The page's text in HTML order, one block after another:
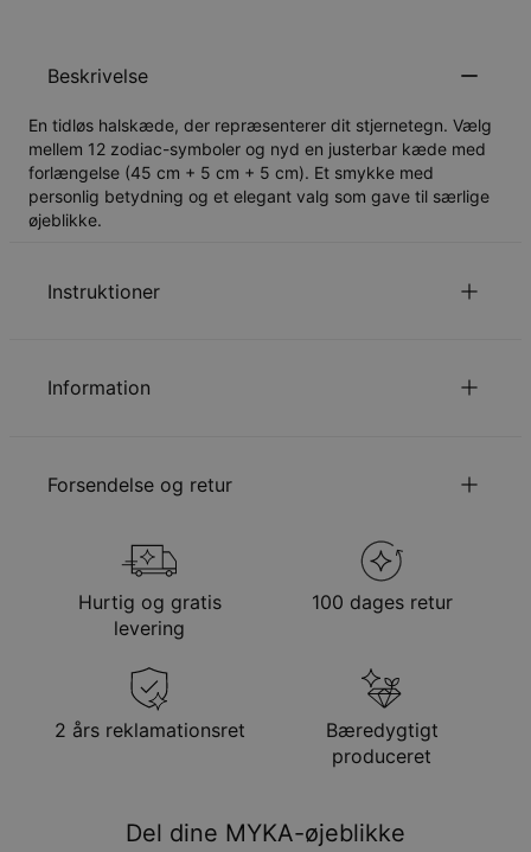
Beskrivelse
En tidløs halskæde, der repræsenterer dit stjernetegn. Vælg
mellem 12 zodiac-symboler og nyd en justerbar kæde med
forlængelse (45 cm + 5 cm + 5 cm). Et smykke med
personlig betydning og et elegant valg som gave til særlige
øjeblikke.
Instruktioner
Du er velkommen til at kontakte os via
Information
Kædetype
Ankerkæde
Papegøjespænde
Vedhæng højde
Forsendelse og retur
forsendelsesmetode
Metode Anslået leveringsdato
Gratis levering
tor. 13. aug. - fre. 14.
Hastelevering
tir. 11. aug. - ons. 12.
aug.
Du vil ikke blive opkrævet yderligere afgifter.
Vær opmærksom på at tidsperioden nævnt ovenfor er
Hurtig og gratis
levering
100 dages retur
2 års reklamationsret
Bæredygtigt
produceret
Del dine MYKA-øjeblikke